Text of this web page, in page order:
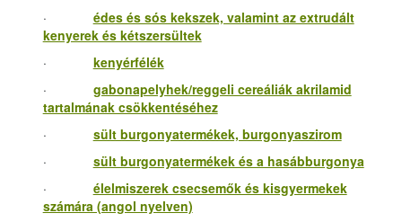
· édes és sós kekszek, valamint az extrudált
kenyerek és kétszersültek
· kenyérfélék
· gabonapelyhek/reggeli cereáliák akrilamid
tartalmának csökkentéséhez
· sült burgonyatermékek, burgonyaszirom
· sült burgonyatermékek és a hasábburgonya
· élelmiszerek csecsemők és kisgyermekek
számára (angol nyelven)